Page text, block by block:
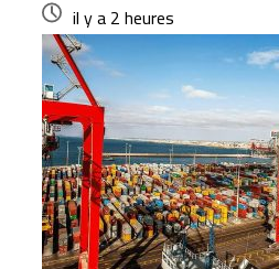
il y a 2 heures